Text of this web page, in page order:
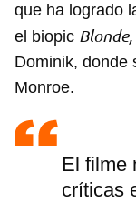
que ha logrado
el biopic Blonde,
Dominik, donde
Monroe.
El filme
críticas